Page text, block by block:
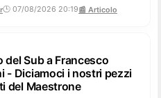
🕒 07/08/2026 20:19📰 Articolo
del Sub a Francesco
- Diciamoci i nostri pezzi
del Maestrone